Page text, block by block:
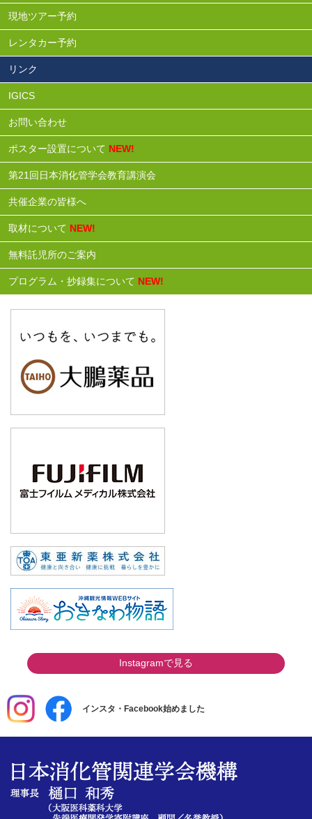
現地ツアー予約
レンタカー予約
リンク
IGICS
お問い合わせ
ポスター設置について NEW!
第21回日本消化管学会教育講演会
共催企業の皆様へ
取材について NEW!
無料託児所のご案内
プログラム・抄録集について NEW!
Instagramで見る
インスタ・Facebook始めました